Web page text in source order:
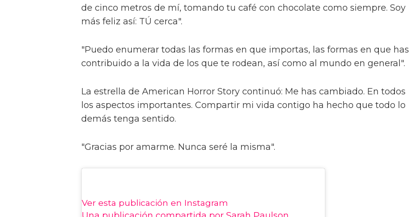
de cinco metros de mí, tomando tu café con chocolate como siempre. Soy
más feliz así: TÚ cerca".
"Puedo enumerar todas las formas en que importas, las formas en que has
contribuido a la vida de los que te rodean, así como al mundo en general".
La estrella de American Horror Story continuó: Me has cambiado. En todos
los aspectos importantes. Compartir mi vida contigo ha hecho que todo lo
demás tenga sentido.
"Gracias por amarme. Nunca seré la misma".
Ver esta publicación en Instagram